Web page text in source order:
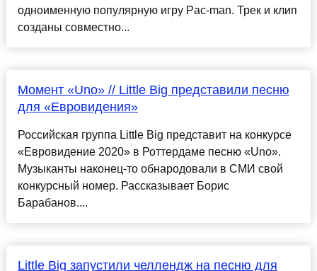
одноименную популярную игру Pac-man. Трек и клип
созданы совместно...
Момент «Uno» // Little Big представили песню
для «Евровидения»
Российская группа Little Big представит на конкурсе
«Евровидение 2020» в Роттердаме песню «Uno».
Музыканты наконец-то обнародовали в СМИ свой
конкурсный номер. Рассказывает Борис
Барабанов....
Little Big запустили челлендж на песню для